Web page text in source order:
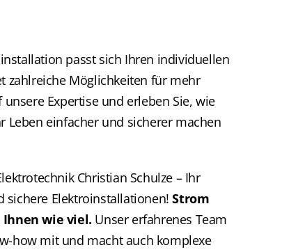
passt sich Ihren individuellen
zahlreiche Möglichkeiten für mehr
Expertise und erleben Sie, wie
Leben einfacher und sicherer machen
Christian Schulze – Ihr
sichere Elektroinstallationen!Strom
Ihnen wie viel. Unser erfahrenes Team
how mit und macht auch komplexe